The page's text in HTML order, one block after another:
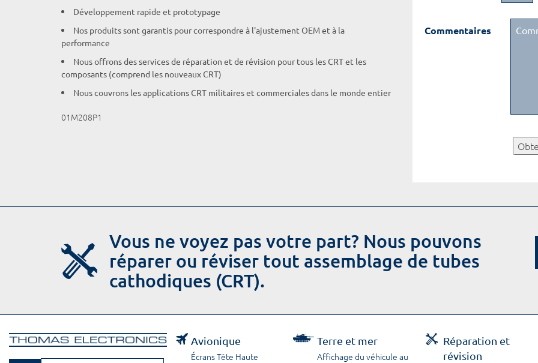
Développement rapide et prototypage
Nos produits sont garantis pour correspondre à l'ajustement OEM et à la
performance
Nous offrons des services de réparation et de révision pour tous les CRT et les
composants (comprend les nouveaux CRT)
Nous couvrons les applications CRT militaires et commerciales dans le monde entier
01M208P1
Commentaires
Vous ne voyez pas votre part? Nous pouvons
réparer ou réviser tout assemblage de tubes
cathodiques (CRT).
Avionique
Écrans Tête Haute
Terre et mer
Affichage du véhicule au
Réparation et
révision